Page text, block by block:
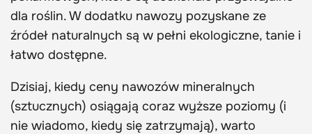
dla roślin. W dodatku nawozy pozyskane ze
źródeł naturalnych są w pełni ekologiczne, tanie i
łatwo dostępne.
Dzisiaj, kiedy ceny nawozów mineralnych
(sztucznych) osiągają coraz wyższe poziomy (i
nie wiadomo, kiedy się zatrzymają), warto